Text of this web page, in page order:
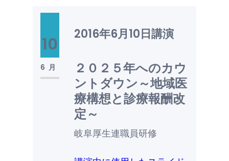
10
6月
2016年6月10日講演
２０２５年へのカウ
ントダウン～地域医
療構想と診療報酬改
定～
岐阜厚生連職員研修